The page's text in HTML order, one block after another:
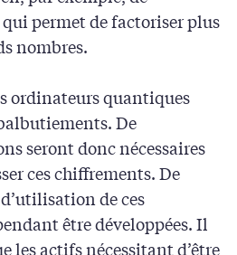
permet de factoriser plus
nombres.
ordinateurs quantiques
De
seront donc nécessaires
ces chiffrements. De
de ces
être développées. Il
les actifs nécessitant d’être